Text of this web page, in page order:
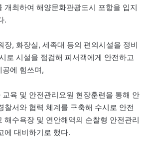
개최하여 해양문화관광도시 포항을 입지
.
장, 화장실, 세족대 등의 편의시설을 정비
로 시설을 점검해 피서객에게 안전하고
에 힘쓰며,
육 및 안전관리요원 현장훈련을 통해 안
찰서와 협력 체계를 구축해 수시로 안전
해수욕장 및 연안해역의 순찰형 안전관리
에 대비하기로 했다.